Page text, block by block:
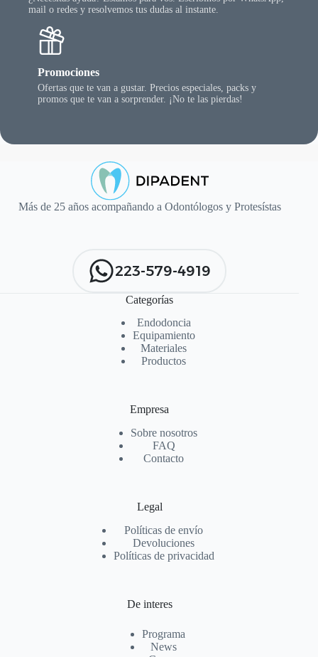
mail o redes y resolvemos tus dudas al instante.
Promociones
Ofertas que te van a gustar. Precios especiales, packs y
promos que te van a sorprender. ¡No te las pierdas!
Más de 25 años acompañando a Odontólogos y Protesístas
223-579-4919
Categorías
Endodoncia
Equipamiento
Materiales
Productos
Empresa
Sobre nosotros
FAQ
Contacto
Legal
Políticas de envío
Devoluciones
Políticas de privacidad
De interes
Programa
News